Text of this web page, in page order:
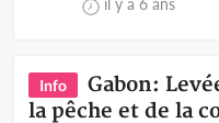
il y a 6 ans
Info
Gabon:
la pêche et de la